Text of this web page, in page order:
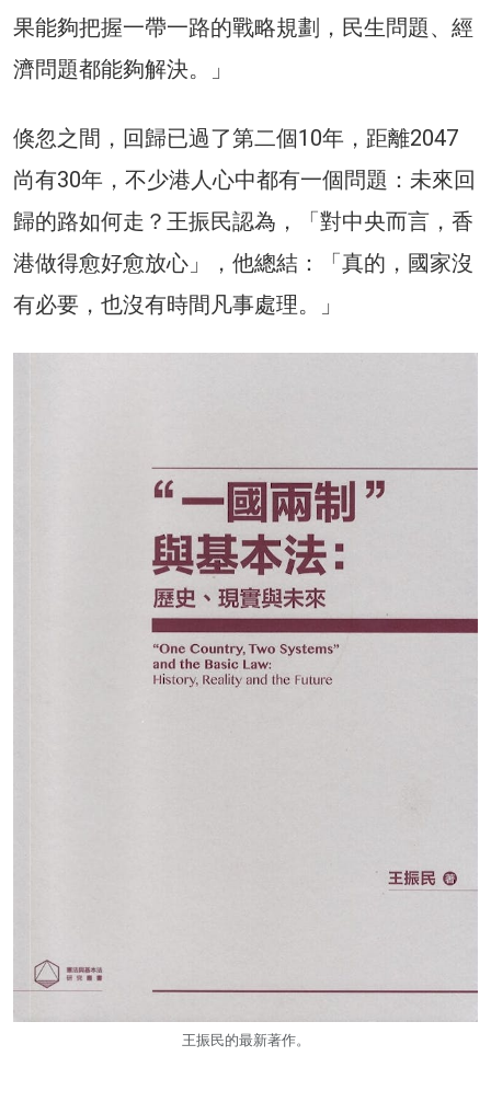
果能夠把握一帶一路的戰略規劃，民生問題、經
濟問題都能夠解決。」
倏忽之間，回歸已過了第二個10年，距離2047
尚有30年，不少港人心中都有一個問題：未來回
歸的路如何走？王振民認為，「對中央而言，香
港做得愈好愈放心」，他總結：「真的，國家沒
有必要，也沒有時間凡事處理。」
王振民的最新著作。